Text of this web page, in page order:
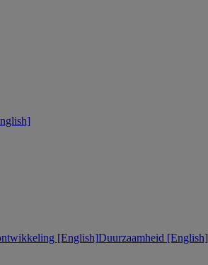
[English]Duurzaamheid [English]